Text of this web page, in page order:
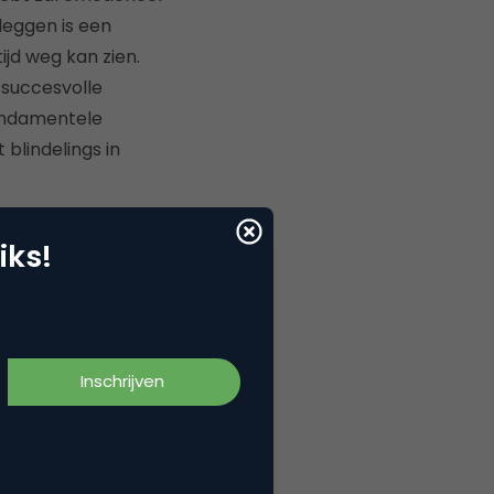
is een
weg kan zien.
in
geld die je
en vertrouwen
van tijd